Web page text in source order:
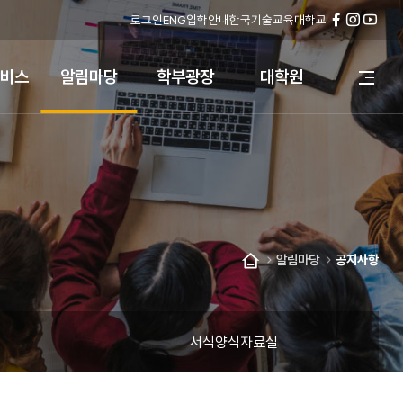
로그인ENG입학안내한국기술교육대학교
페
스
북
인
스
타
그
램
유
브
스 알림마당 학부광장 대학원
전
체
메
뉴
열
홈
알림마당 공지사항
서식양식자료실